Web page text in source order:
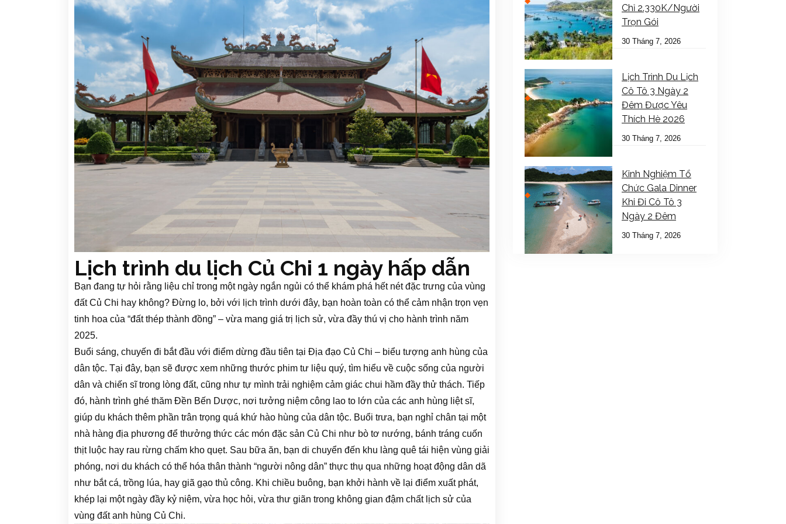
Lịch trình du lịch Củ Chi 1 ngày hấp dẫn
Bạn đang tự hỏi rằng liệu chỉ trong một ngày ngắn ngủi có thể khám phá hết nét đặc trưng của vùng
đất Củ Chi hay không? Đừng lo, bởi với lịch trình dưới đây, bạn hoàn toàn có thể cảm nhận trọn vẹn
tinh hoa của “đất thép thành đồng” – vừa mang giá trị lịch sử, vừa đầy thú vị cho hành trình năm
2025.
Buổi sáng, chuyến đi bắt đầu với điểm dừng đầu tiên tại Địa đạo Củ Chi – biểu tượng anh hùng của
dân tộc. Tại đây, bạn sẽ được xem những thước phim tư liệu quý, tìm hiểu về cuộc sống của người
dân và chiến sĩ trong lòng đất, cũng như tự mình trải nghiệm cảm giác chui hầm đầy thử thách. Tiếp
đó, hành trình ghé thăm Đền Bến Dược, nơi tưởng niệm công lao to lớn của các anh hùng liệt sĩ,
giúp du khách thêm phần trân trọng quá khứ hào hùng của dân tộc. Buổi trưa, bạn nghỉ chân tại một
nhà hàng địa phương để thưởng thức các món đặc sản Củ Chi như bò tơ nướng, bánh tráng cuốn
thịt luộc hay rau rừng chấm kho quẹt. Sau bữa ăn, bạn di chuyển đến khu làng quê tái hiện vùng giải
phóng, nơi du khách có thể hóa thân thành “người nông dân” thực thụ qua những hoạt động dân dã
như bắt cá, trồng lúa, hay giã gạo thủ công. Khi chiều buông, bạn khởi hành về lại điểm xuất phát,
khép lại một ngày đầy kỷ niệm, vừa học hỏi, vừa thư giãn trong không gian đậm chất lịch sử của
vùng đất anh hùng Củ Chi.
Chỉ 2.330K/Người
Trọn Gói
30 Tháng 7, 2026
Lịch Trình Du Lịch
Cô Tô 3 Ngày 2
Đêm Được Yêu
Thích Hè 2026
30 Tháng 7, 2026
Kinh Nghiệm Tổ
Chức Gala Dinner
Khi Đi Cô Tô 3
Ngày 2 Đêm
30 Tháng 7, 2026